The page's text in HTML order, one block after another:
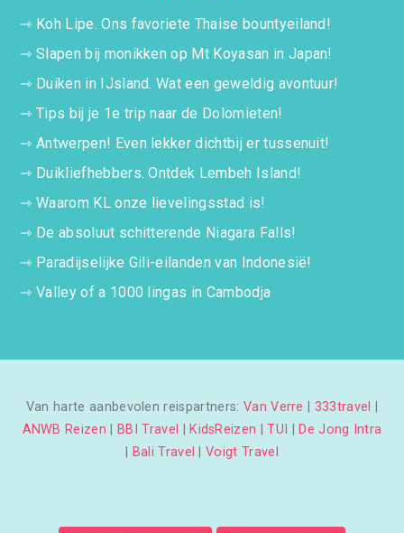
⇾ Koh Lipe. Ons favoriete Thaise bountyeiland!
⇾Slapen bij monikken op Mt Koyasan in Japan!
⇾ Duiken in IJsland. Wat een geweldig avontuur!
⇾Tips bij je 1e trip naar de Dolomieten!
⇾Antwerpen! Even lekker dichtbij er tussenuit!
⇾ Duikliefhebbers. Ontdek Lembeh Island!
⇾Waarom KL onze lievelingsstad is!
⇾ De absoluut schitterende Niagara Falls!
⇾ Paradijselijke Gili-eilanden van Indonesië!
⇾Valley of a 1000 lingas in Cambodja
Van harte aanbevolen reispartners: Van Verre 333travel
ANWB Reizen
BBI Travel KidsReizen |TUI
De Jong Intra
Bali Travel |Voigt Travel